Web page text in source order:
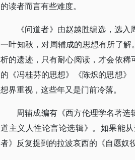
的读者而言有些难度。
《问道者》由赵越胜编选，选
一叶知秋，对周辅成的思想有所了
析的遗迹，只有耐心阅读，才会依
的《冯桂芬的思想》《陈炽的思想
想界重视，这些年又是门前冷落。
周辅成编有《西方伦理学名著
道主义人性论言论选辑》。如果能
者》反复提到的拉波哀西的《自愿奴